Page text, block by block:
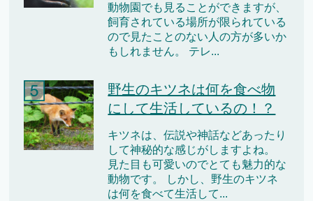
動物園でも見ることができますが、
飼育されている場所が限られている
ので見たことのない人の方が多いか
もしれません。 テレ...
野生のキツネは何を食べ物
にして生活しているの！？
キツネは、伝説や神話などあったり
して神秘的な感じがしますよね。
見た目も可愛いのでとても魅力的な
動物です。 しかし、野生のキツネ
は何を食べて生活して...